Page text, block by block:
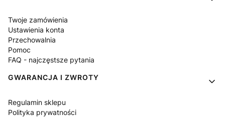
Twoje zamówienia
Ustawienia konta
Przechowalnia
Pomoc
FAQ - najczęstsze pytania
GWARANCJA I ZWROTY
Regulamin sklepu
Polityka prywatności